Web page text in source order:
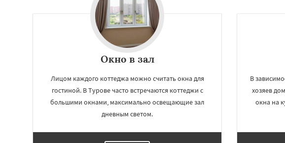
Окно в зал
Лицом каждого коттеджа можно считать окна для
гостиной. В Турове часто встречаются коттеджи с
большими окнами, максимально освещающие зал
дневным светом.
В
хозяев
окна на